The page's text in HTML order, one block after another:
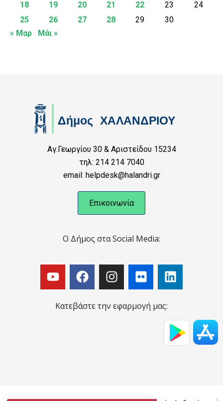
18
19 20 21 22 23
24
25
26 27 28 29
30
« Μαρ
Μάι »
Αγ.Γεωργίου 30 & Αριστείδου 15234
τηλ: 214 214 7040
email: helpdesk@halandri.gr
Επικοινωνία
Ο Δήμος στα Social Media:
Κατεβάστε την εφαρμογή μας: